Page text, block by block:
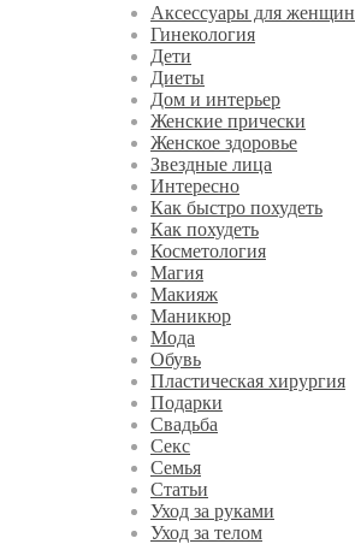
Аксессуары для женщин
Гинекология
Дети
Диеты
Дом и интерьер
Женские прически
Женское здоровье
Звездные лица
Интересно
Как быстро похудеть
Как похудеть
Косметология
Магия
Макияж
Маникюр
Мода
Обувь
Пластическая хирургия
Подарки
Свадьба
Секс
Семья
Статьи
Уход за руками
Уход за телом